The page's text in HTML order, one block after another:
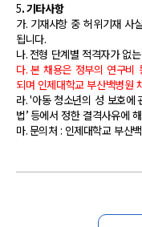
5.기타사항
가. 기재사항 중 허위기재 사
됩니다.
나. 전형 단계별 적격자가 없
다. 본 채용은 정부의 연구비
되며 인제대학교 부산백병원
라. '아동 청소년의 성 보호에
법’ 등에서 정한 결격사유에
마.문의처 : 인제대학교 부산